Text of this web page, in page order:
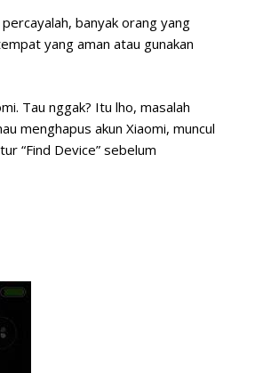
banyak orang yang
yang aman atau gunakan
Tau nggak? Itu lho, masalah
menghapus akun Xiaomi, muncul
“Find Device” sebelum